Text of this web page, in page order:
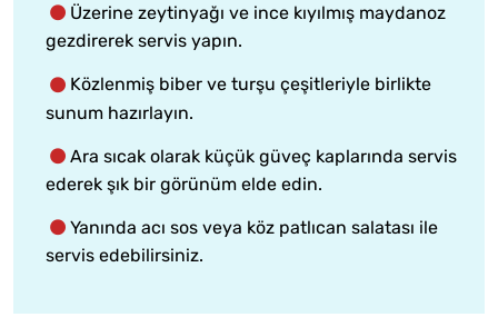
Üzerine zeytinyağı ve ince kıyılmış maydanoz
gezdirerek servis yapın.
Közlenmiş biber ve turşu çeşitleriyle birlikte
sunum hazırlayın.
Ara sıcak olarak küçük güveç kaplarında servis
ederek şık bir görünüm elde edin.
Yanında acı sos veya köz patlıcan salatası ile
servis edebilirsiniz.